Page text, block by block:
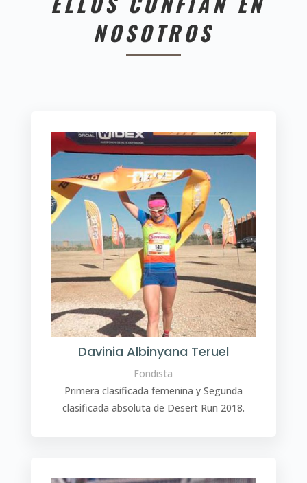
NOSOTROS
Davinia Albinyana Teruel
Fondista
Primera clasificada femenina y Segunda
clasificada absoluta de Desert Run 2018.